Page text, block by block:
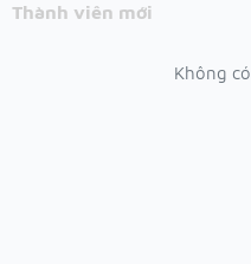
Thành viên mới
Không